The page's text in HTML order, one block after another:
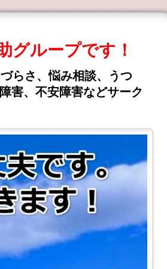
グループです！
らさ、悩み相談、うつ
害、不安障害などサーク